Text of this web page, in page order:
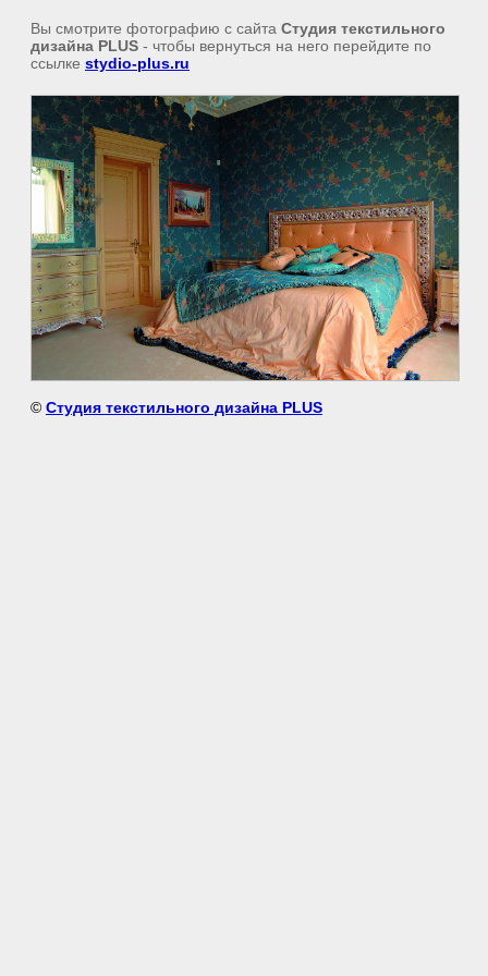
Вы смотрите фотографию с сайта Студия текстильного
дизайна PLUS - чтобы вернуться на него перейдите по
ссылке stydio-plus.ru
© Студия текстильного дизайна PLUS